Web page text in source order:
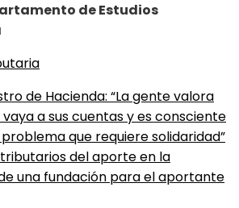
de Estudios
de Hacienda: “La gente valora
a sus cuentas y es consciente
que requiere solidaridad”
del aporte en la
una fundación para el aportante